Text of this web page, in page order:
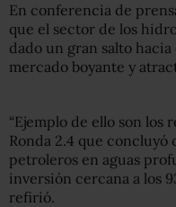
En conferencia de
que el sector de los
dado un gran salto
mercado boyante y
“Ejemplo de ello son los
Ronda 2.4 que concluyó
petroleros en aguas
inversión cercana a los
refirió.